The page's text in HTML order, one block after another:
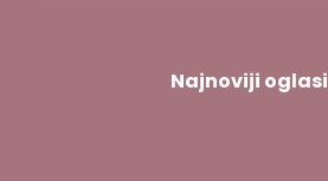
Najnoviji oglasi